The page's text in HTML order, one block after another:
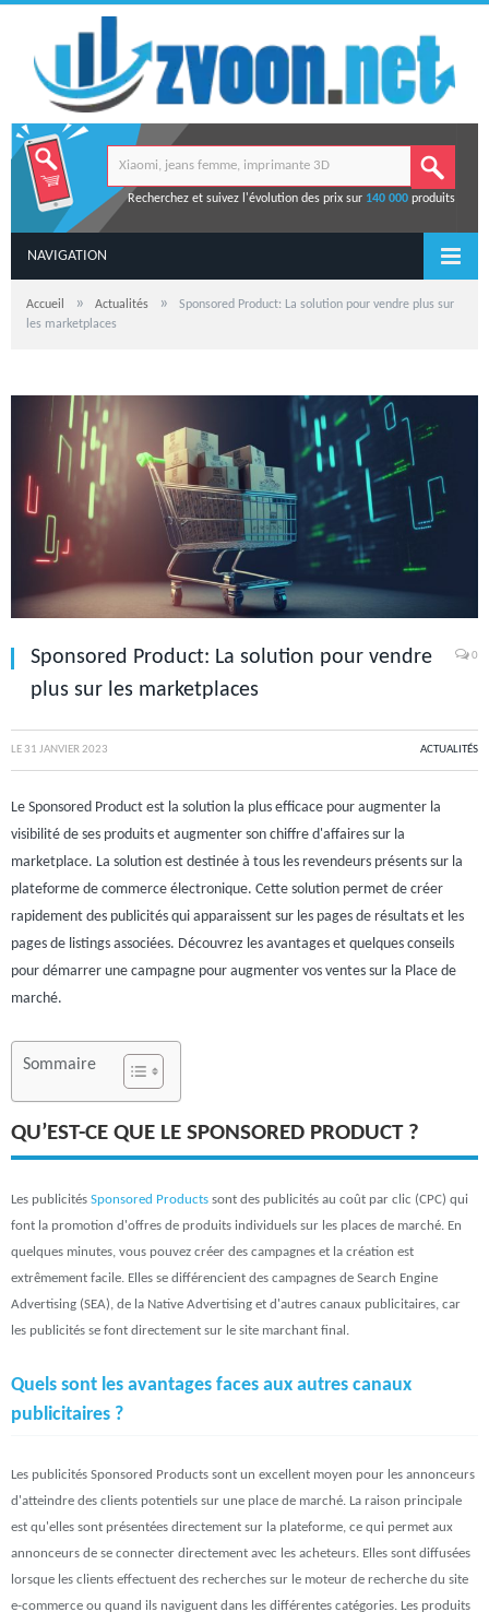
Recherchez et suivez l'évolution des prix sur 140 000produits
NAVIGATION
Accueil » Actualités »
Sponsored Product: La solution pour vendre plus sur
les marketplaces
Sponsored Product: La solution pour vendre
plus sur les marketplaces
0
LE31 JANVIER 2023 ACTUALITÉS
Le Sponsored Product est la solution la plus efficace pour augmenter la
visibilité de ses produits et augmenter son chiffre d'affaires sur la
marketplace. La solution est destinée à tous les revendeurs présents sur la
plateforme de commerce électronique. Cette solution permet de créer
rapidement des publicités qui apparaissent sur les pages de résultats et les
pages de listings associées. Découvrez les avantages et quelques conseils
pour démarrer une campagne pour augmenter vos ventes sur la Place de
marché.
Sommaire
QU’EST-CE QUE LE SPONSORED PRODUCT ?
Les publicités Sponsored Products sont des publicités au coût par clic (CPC) qui
font la promotion d'offres de produits individuels sur les places de marché. En
quelques minutes, vous pouvez créer des campagnes et la création est
extrêmement facile. Elles se différencient des campagnes de Search Engine
Advertising (SEA), de la Native Advertising et d'autres canaux publicitaires, car
les publicités se font directement sur le site marchant final.
Quels sont les avantages faces aux autres canaux
publicitaires ?
Les publicités Sponsored Products sont un excellent moyen pour les annonceurs
d'atteindre des clients potentiels sur une place de marché. La raison principale
est qu'elles sont présentées directement sur la plateforme, ce qui permet aux
annonceurs de se connecter directement avec les acheteurs. Elles sont diffusées
lorsque les clients effectuent des recherches sur le moteur de recherche du site
e-commerce ou quand ils naviguent dans les différentes catégories. Les produits